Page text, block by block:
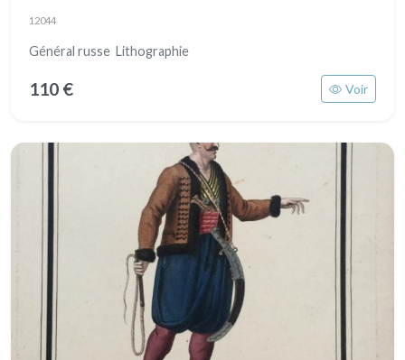
12044
Général russe Lithographie
110 € Voir